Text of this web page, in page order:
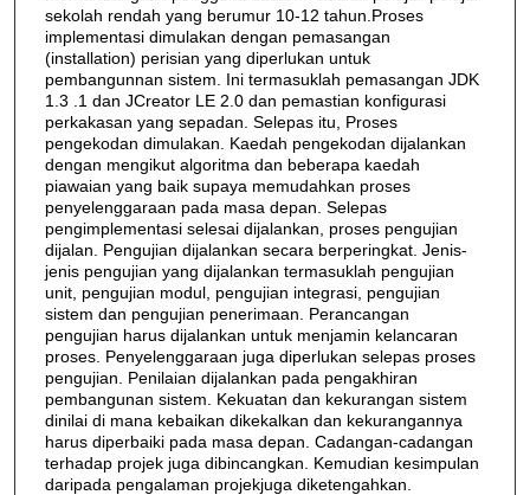
sekolah rendah yang berumur 10-12 tahun.Proses
implementasi dimulakan dengan pemasangan
(installation) perisian yang diperlukan untuk
pembangunnan sistem. Ini termasuklah pemasangan JDK
1.3 .1 dan JCreator LE 2.0 dan pemastian konfigurasi
perkakasan yang sepadan. Selepas itu, Proses
pengekodan dimulakan. Kaedah pengekodan dijalankan
dengan mengikut algoritma dan beberapa kaedah
piawaian yang baik supaya memudahkan proses
penyelenggaraan pada masa depan. Selepas
pengimplementasi selesai dijalankan, proses pengujian
dijalan. Pengujian dijalankan secara berperingkat. Jenis-
jenis pengujian yang dijalankan termasuklah pengujian
unit, pengujian modul, pengujian integrasi, pengujian
sistem dan pengujian penerimaan. Perancangan
pengujian harus dijalankan untuk menjamin kelancaran
proses. Penyelenggaraan juga diperlukan selepas proses
pengujian. Penilaian dijalankan pada pengakhiran
pembangunan sistem. Kekuatan dan kekurangan sistem
dinilai di mana kebaikan dikekalkan dan kekurangannya
harus diperbaiki pada masa depan. Cadangan-cadangan
terhadap projek juga dibincangkan. Kemudian kesimpulan
daripada pengalaman projekjuga diketengahkan.